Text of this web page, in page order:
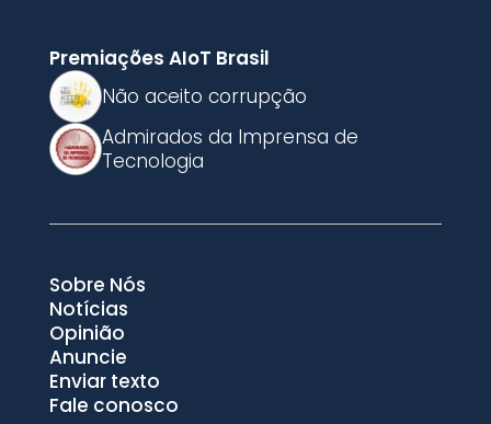
Premiações AIoT Brasil
Não aceito corrupção
Admirados da Imprensa de
Tecnologia
Sobre Nós
Notícias
Opinião
Anuncie
Enviar texto
Fale conosco